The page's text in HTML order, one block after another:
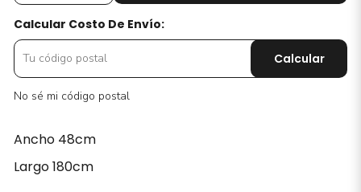
Calcular Costo De Envío:
Calcular
No sé mi código postal
Ancho 48cm
Largo 180cm